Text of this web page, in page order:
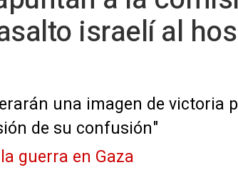
israelí al
una imagen de victoria
de su confusión"
guerra en Gaza